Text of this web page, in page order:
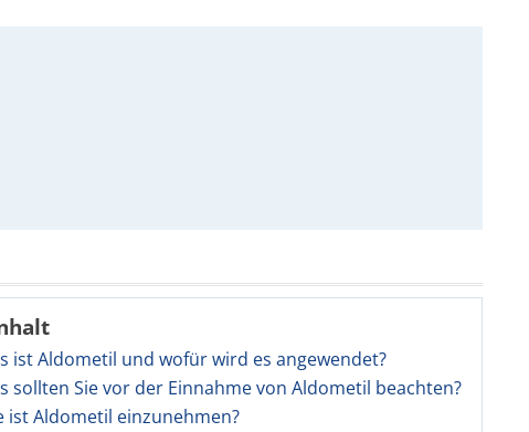
ist Aldometil und wofür wird es angewendet?
sollten Sie vor der Einnahme von Aldometil beachten?
ist Aldometil einzunehmen?